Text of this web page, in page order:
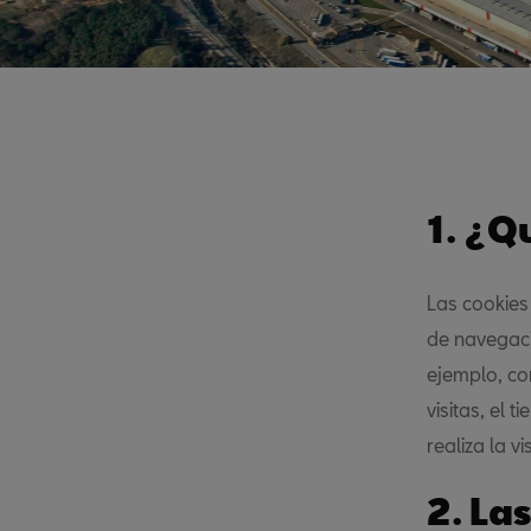
1.
Las
de
ejemplo,
visitas, el
realiza la
2.